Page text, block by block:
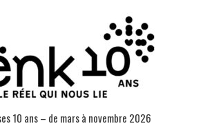
10 ans – de mars à novembre 2026